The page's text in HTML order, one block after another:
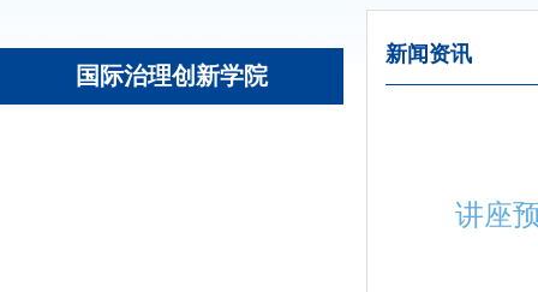
国际治理创新学院
新闻资讯
讲座